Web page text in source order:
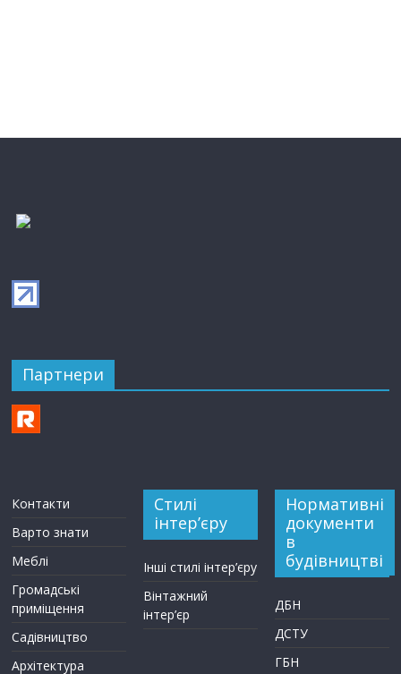
Партнери
Контакти
Варто знати
Меблі
Громадські
приміщення
Садівництво
Архітектура
Стилі
інтер’єру
Інші стилі інтер’єру
Вінтажний
інтер’єр
Нормативні
документи
в
будівництві
ДБН
ДСТУ
ГБН